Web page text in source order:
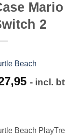
2
Beach
- incl.
Beach